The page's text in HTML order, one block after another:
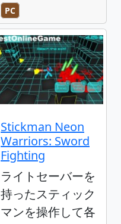
PC
Stickman Neon
Warriors: Sword
Fighting
ライトセーバーを
持ったスティック
マンを操作して各